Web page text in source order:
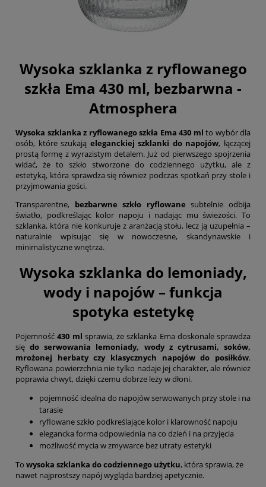
Wysoka szklanka z ryflowanego
szkła Ema 430 ml, bezbarwna -
Atmosphera
Wysoka szklanka z ryflowanego szkła Ema 430 ml to wybór dla
osób, które szukają eleganckiej szklanki do napojów, łączącej
prostą formę z wyrazistym detalem. Już od pierwszego spojrzenia
widać, że to szkło stworzone do codziennego użytku, ale z
estetyką, która sprawdza się również podczas spotkań przy stole i
przyjmowania gości.
Transparentne, bezbarwne szkło ryflowane subtelnie odbija
światło, podkreślając kolor napoju i nadając mu świeżości. To
szklanka, która nie konkuruje z aranżacją stołu, lecz ją uzupełnia –
naturalnie wpisując się w nowoczesne, skandynawskie i
minimalistyczne wnętrza.
Wysoka szklanka do lemoniady,
wody i napojów – funkcja
spotyka estetykę
Pojemność430 ml sprawia, że szklanka Ema doskonale sprawdza
siędo serwowania lemoniady, wody z cytrusami, soków,
mrożonej herbaty czy klasycznych napojów do posiłków.
Ryflowana powierzchnia nie tylko nadaje jej charakter, ale również
poprawia chwyt, dzięki czemu dobrze leży w dłoni.
pojemność idealna do napojów serwowanych przy stole i na
tarasie
ryflowane szkło podkreślające kolor i klarowność napoju
elegancka forma odpowiednia na co dzień i na przyjęcia
możliwość mycia w zmywarce bez utraty estetyki
To wysoka szklanka do codziennego użytku, która sprawia, że
nawet najprostszy napój wygląda bardziej apetycznie.